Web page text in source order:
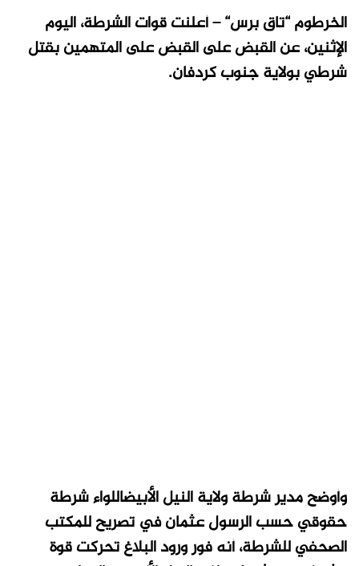
الخرطوم “تاق برس“ – أعلنت قوات الشرطة، اليوم
الإثنين، عن القبض على القبض على المتهمين بقتل
شرطي بولاية جنوب كردفان.
وأوضح مدير شرطة ولاية النيل الأبيضاللواء شرطة
حقوقي حسب الرسول عثمان في تصريح للمكتب
الصحفي للشرطة، أنه فور ورود البلاغ تحركت قوة